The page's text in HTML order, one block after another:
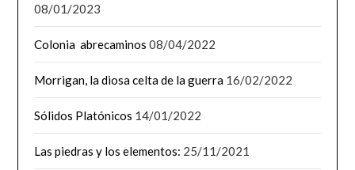
08/01/2023
Colonia abrecaminos 08/04/2022
Morrigan, la diosa celta de la guerra 16/02/2022
Sólidos Platónicos 14/01/2022
Las piedras y los elementos: 25/11/2021